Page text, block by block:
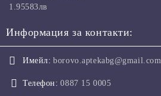
1.95583лв
Информация за контакти:
Имейл: borovo.aptekabg@gmail.com
Телефон: 0887 15 0005